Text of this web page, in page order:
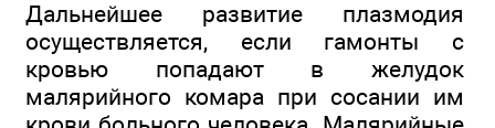
Дальнейшее развитие плазмодия
осуществляется, если гамонты с
кровью попадают в желудок
малярийного комара при сосании им